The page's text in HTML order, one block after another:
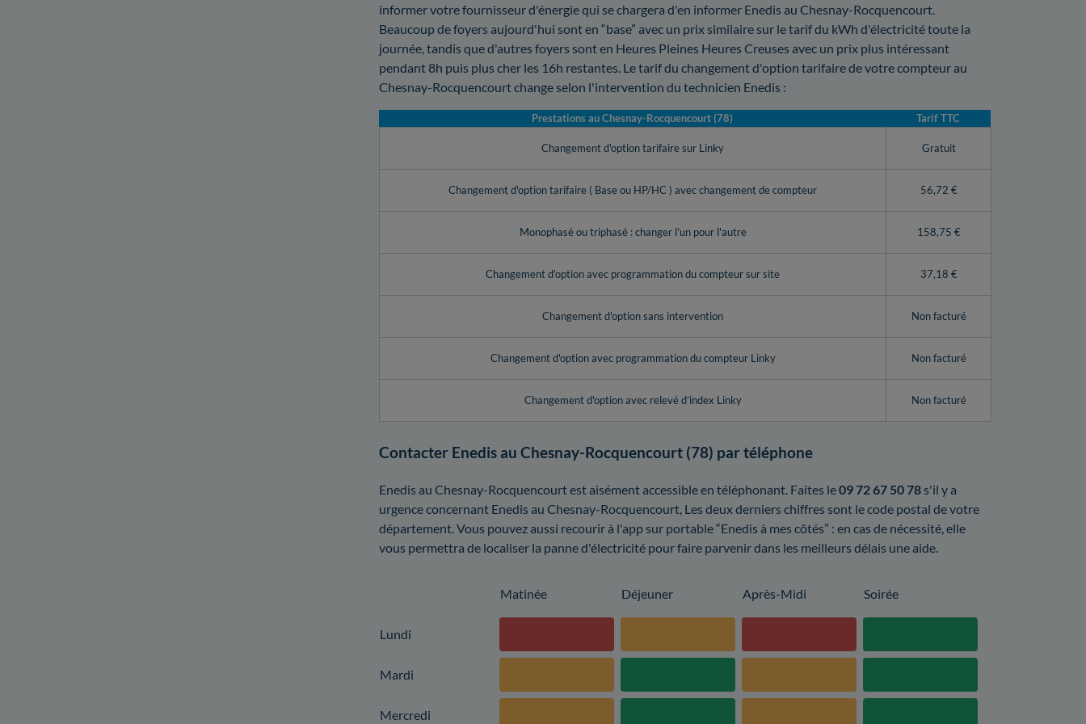
informer votre fournisseur d'énergie qui se chargera d'en informer Enedis au Chesnay-Rocquencourt.
Beaucoup de foyers aujourd'hui sont en “base” avec un prix similaire sur le tarif du kWh d'électricité toute la
journée, tandis que d'autres foyers sont en Heures Pleines Heures Creuses avec un prix plus intéressant
pendant 8h puis plus cher les 16h restantes. Le tarif du changement d'option tarifaire de votre compteur au
Chesnay-Rocquencourt change selon l'intervention du technicien Enedis :
Prestations au Chesnay-Rocquencourt (78) Tarif TTC
Changement d'option tarifaire sur Linky Gratuit
Changement d'option tarifaire ( Base ou HP/HC ) avec changement de compteur 56,72 €
Monophasé ou triphasé : changer l'un pour l'autre 158,75 €
Changement d'option avec programmation du compteur sur site 37,18 €
Changement d'option sans intervention Non facturé
Changement d'option avec programmation du compteur Linky Non facturé
Changement d'option avec relevé d’index Linky Non facturé
Contacter Enedis au Chesnay-Rocquencourt (78) par téléphone
Enedis au Chesnay-Rocquencourt est aisément accessible en téléphonant. Faites le09 72 67 50 78s'il y a
urgence concernant Enedis au Chesnay-Rocquencourt, Les deux derniers chiffres sont le code postal de votre
département. Vous pouvez aussi recourir à l'app sur portable “Enedis à mes côtés” : en cas de nécessité, elle
vous permettra de localiser la panne d'électricité pour faire parvenir dans les meilleurs délais une aide.
Matinée Déjeuner Après-Midi Soirée
Lundi
Mardi
Mercredi